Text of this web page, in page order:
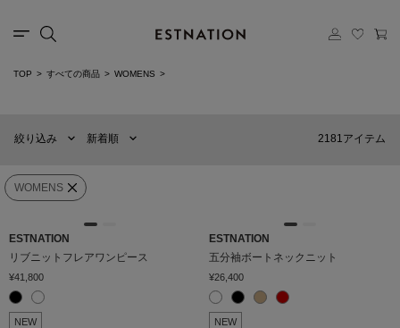
TOP すべての商品 WOMENS
WOMENS
絞り込み 新着順 2181アイテム
WOMENS
ブランド
おすすめ順
価格の高い順
90件
ESTNATION
リブニットフレアワンピース
¥41,800
NEW
ESTNATION
五分袖ボートネックニット
¥26,400
NEW